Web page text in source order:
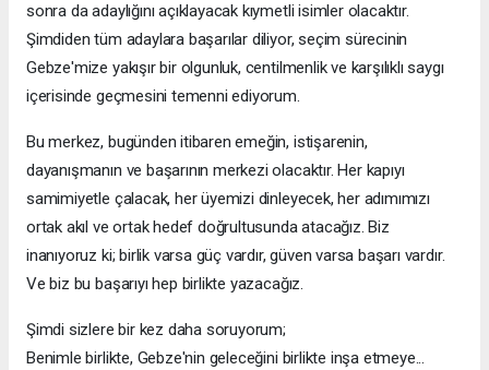
sonra da adaylığını açıklayacak kıymetli isimler olacaktır.
Şimdiden tüm adaylara başarılar diliyor, seçim sürecinin
Gebze'mize yakışır bir olgunluk, centilmenlik ve karşılıklı saygı
içerisinde geçmesini temenni ediyorum.
Bu merkez, bugünden itibaren emeğin, istişarenin,
dayanışmanın ve başarının merkezi olacaktır. Her kapıyı
samimiyetle çalacak, her üyemizi dinleyecek, her adımımızı
ortak akıl ve ortak hedef doğrultusunda atacağız. Biz
inanıyoruz ki; birlik varsa güç vardır, güven varsa başarı vardır.
Ve biz bu başarıyı hep birlikte yazacağız.
Şimdi sizlere bir kez daha soruyorum;
Benimle birlikte, Gebze'nin geleceğini birlikte inşa etmeye...